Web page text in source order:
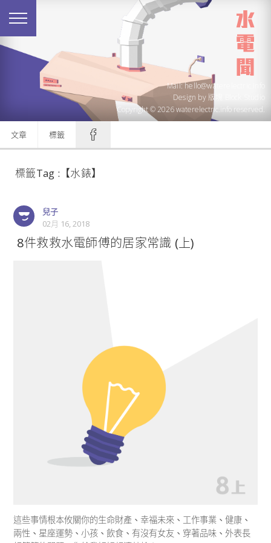
Copyright © 2026 waterelectric.info reserved.
Mail: hello@waterelectric.info
Design by 版塊 Block Studio
文章 標籤
標籤Tag :【水錶】
兒子
02月 16, 2018
​ 8件救救水電師傅的居家常識 (上)
這些事情根本攸關你的生命財產、幸福未來、工作事業、健康、
兩性、星座運勢、小孩、飲食、有沒有女友、穿著品味、外表長